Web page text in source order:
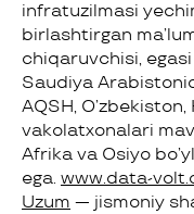
infratuzilmasi
birlashtirgan
chiqaruvchisi,
Saudiya
AQSH,
vakolatxonalari
Afrika va Osiyo
ega. www.data-
Uzum — jismoniy